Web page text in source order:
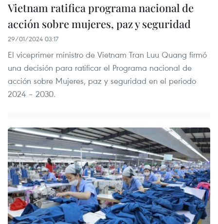
Vietnam ratifica programa nacional de
acción sobre mujeres, paz y seguridad
29/01/2024 03:17
El viceprimer ministro de Vietnam Tran Luu Quang firmó
una decisión para ratificar el Programa nacional de
acción sobre Mujeres, paz y seguridad en el periodo
2024 – 2030.